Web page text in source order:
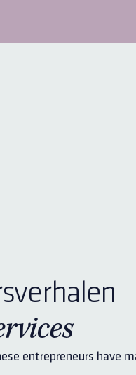
entrepreneurs have